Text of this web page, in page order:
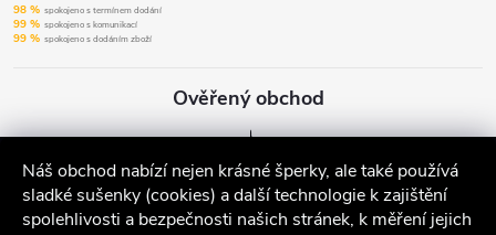
Náš obchod nabízí nejen krásné šperky, ale také používá
sladké sušenky (cookies) a další technologie k zajištění
spolehlivosti a bezpečnosti našich stránek, k měření jejich
98 % spokojeno s termínem dodání
99 % spokojeno s komunikací
99 % spokojeno s dodáním zboží
Ověřený obchod